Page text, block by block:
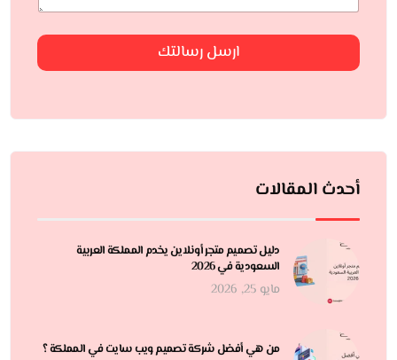
ارسل رسالتك
أحدث المقالات
دليل تصميم متجر أونلاين يخدم المملكة العربية
السعودية في 2026
مايو 25, 2026
من هي أفضل شركة تصميم ويب سايت في المملكة ؟